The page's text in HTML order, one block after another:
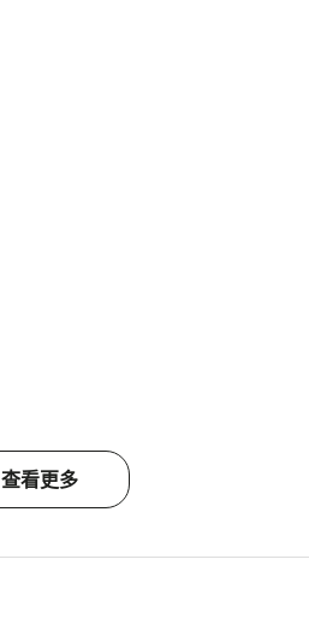
查看更多